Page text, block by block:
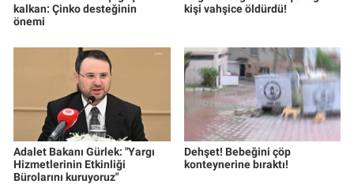
kalkan: Çinko desteğinin
önemi
kişi vahşice öldürdü!
Adalet Bakanı Gürlek: "Yargı
Hizmetlerinin Etkinliği
Bürolarını kuruyoruz"
Dehşet! Bebeğini çöp
konteynerine bıraktı!
Yerel Yaşam
Canlı Yayın